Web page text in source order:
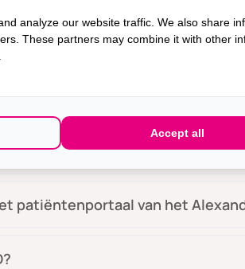
in het patiëntenportaal mijn
van het Alexander Monro
patiëntenportaal van het
analyze our website traffic. We also share
These partners may combine it with other
Accept all